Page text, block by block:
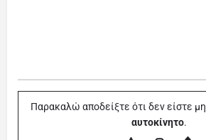
Παρακαλώ αποδείξτε ότι δεν είστε
αυτοκίνητο.